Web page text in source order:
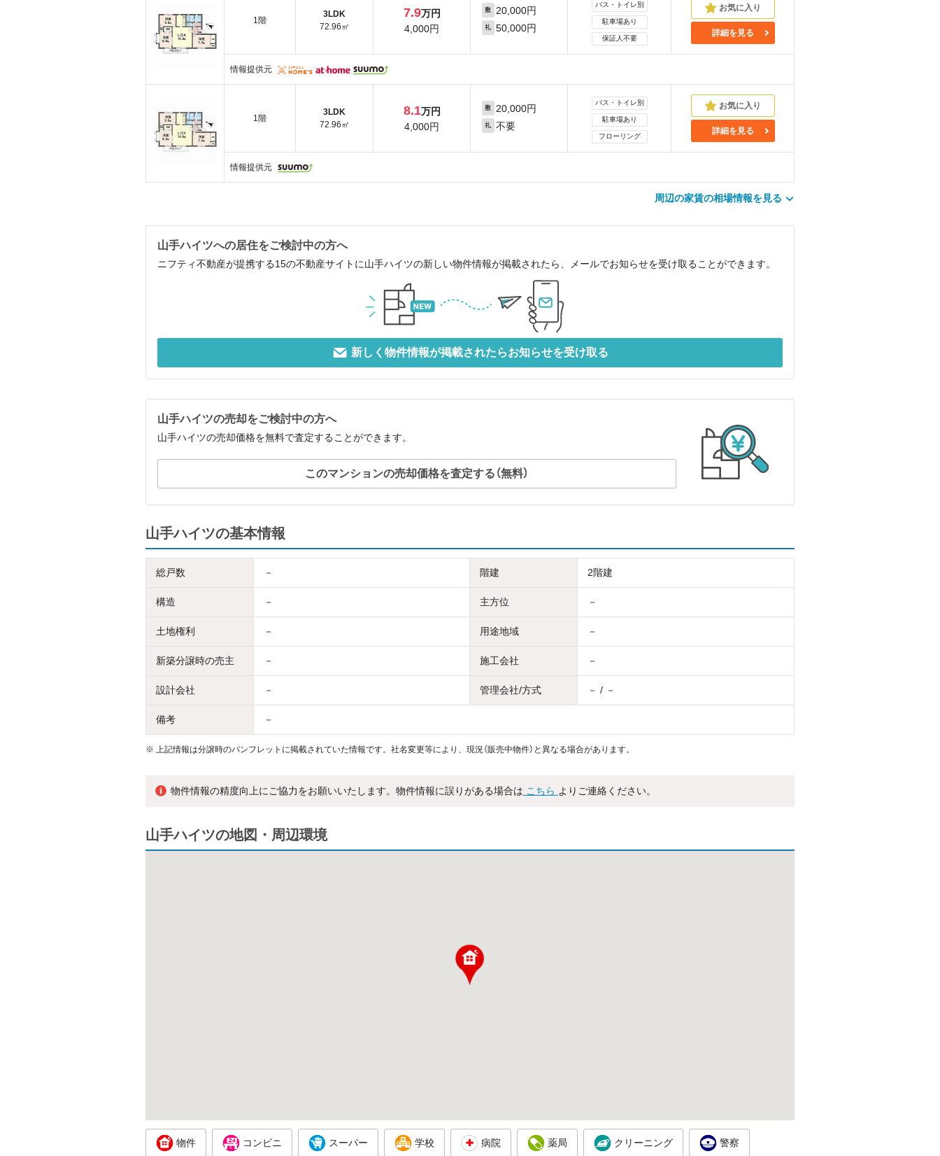
1階
3LDK
72.96㎡
7.9万円
4,000円
敷 20,000円
礼 50,000円
バス・トイレ別
駐車場あり
保証人不要
詳細を見る
情報提供元
1階
3LDK
72.96㎡
8.1万円
4,000円
敷 20,000円
礼 不要
バス・トイレ別
駐車場あり
フローリング
詳細を見る
情報提供元
周辺の家賃の相場情報を見る
山手ハイツへの居住をご検討中の方へ
ニフティ不動産が提携する15の不動産サイトに山手ハイツの新しい物件情報が掲載されたら、メールでお知らせを受け取ることができます。
新しく物件情報が掲載されたらお知らせを受け取る
山手ハイツの売却をご検討中の方へ
山手ハイツの売却価格を無料で査定することができます。
このマンションの売却価格を査定する（無料）
山手ハイツの基本情報
総戸数 － 階建 2階建
構造 － 主方位 －
土地権利 － 用途地域 －
新築分譲時の売主 － 施工会社 －
設計会社 － 管理会社/方式 － / －
備考 －
※ 上記情報は分譲時のパンフレットに掲載されていた情報です。社名変更等により、現況（販売中物件）と異なる場合があります。
物件情報の精度向上にご協力をお願いいたします。物件情報に誤りがある場合は こちら よりご連絡ください。
山手ハイツの地図・周辺環境
物件 コンビニ スーパー 学校 病院 薬局 クリーニング 警察